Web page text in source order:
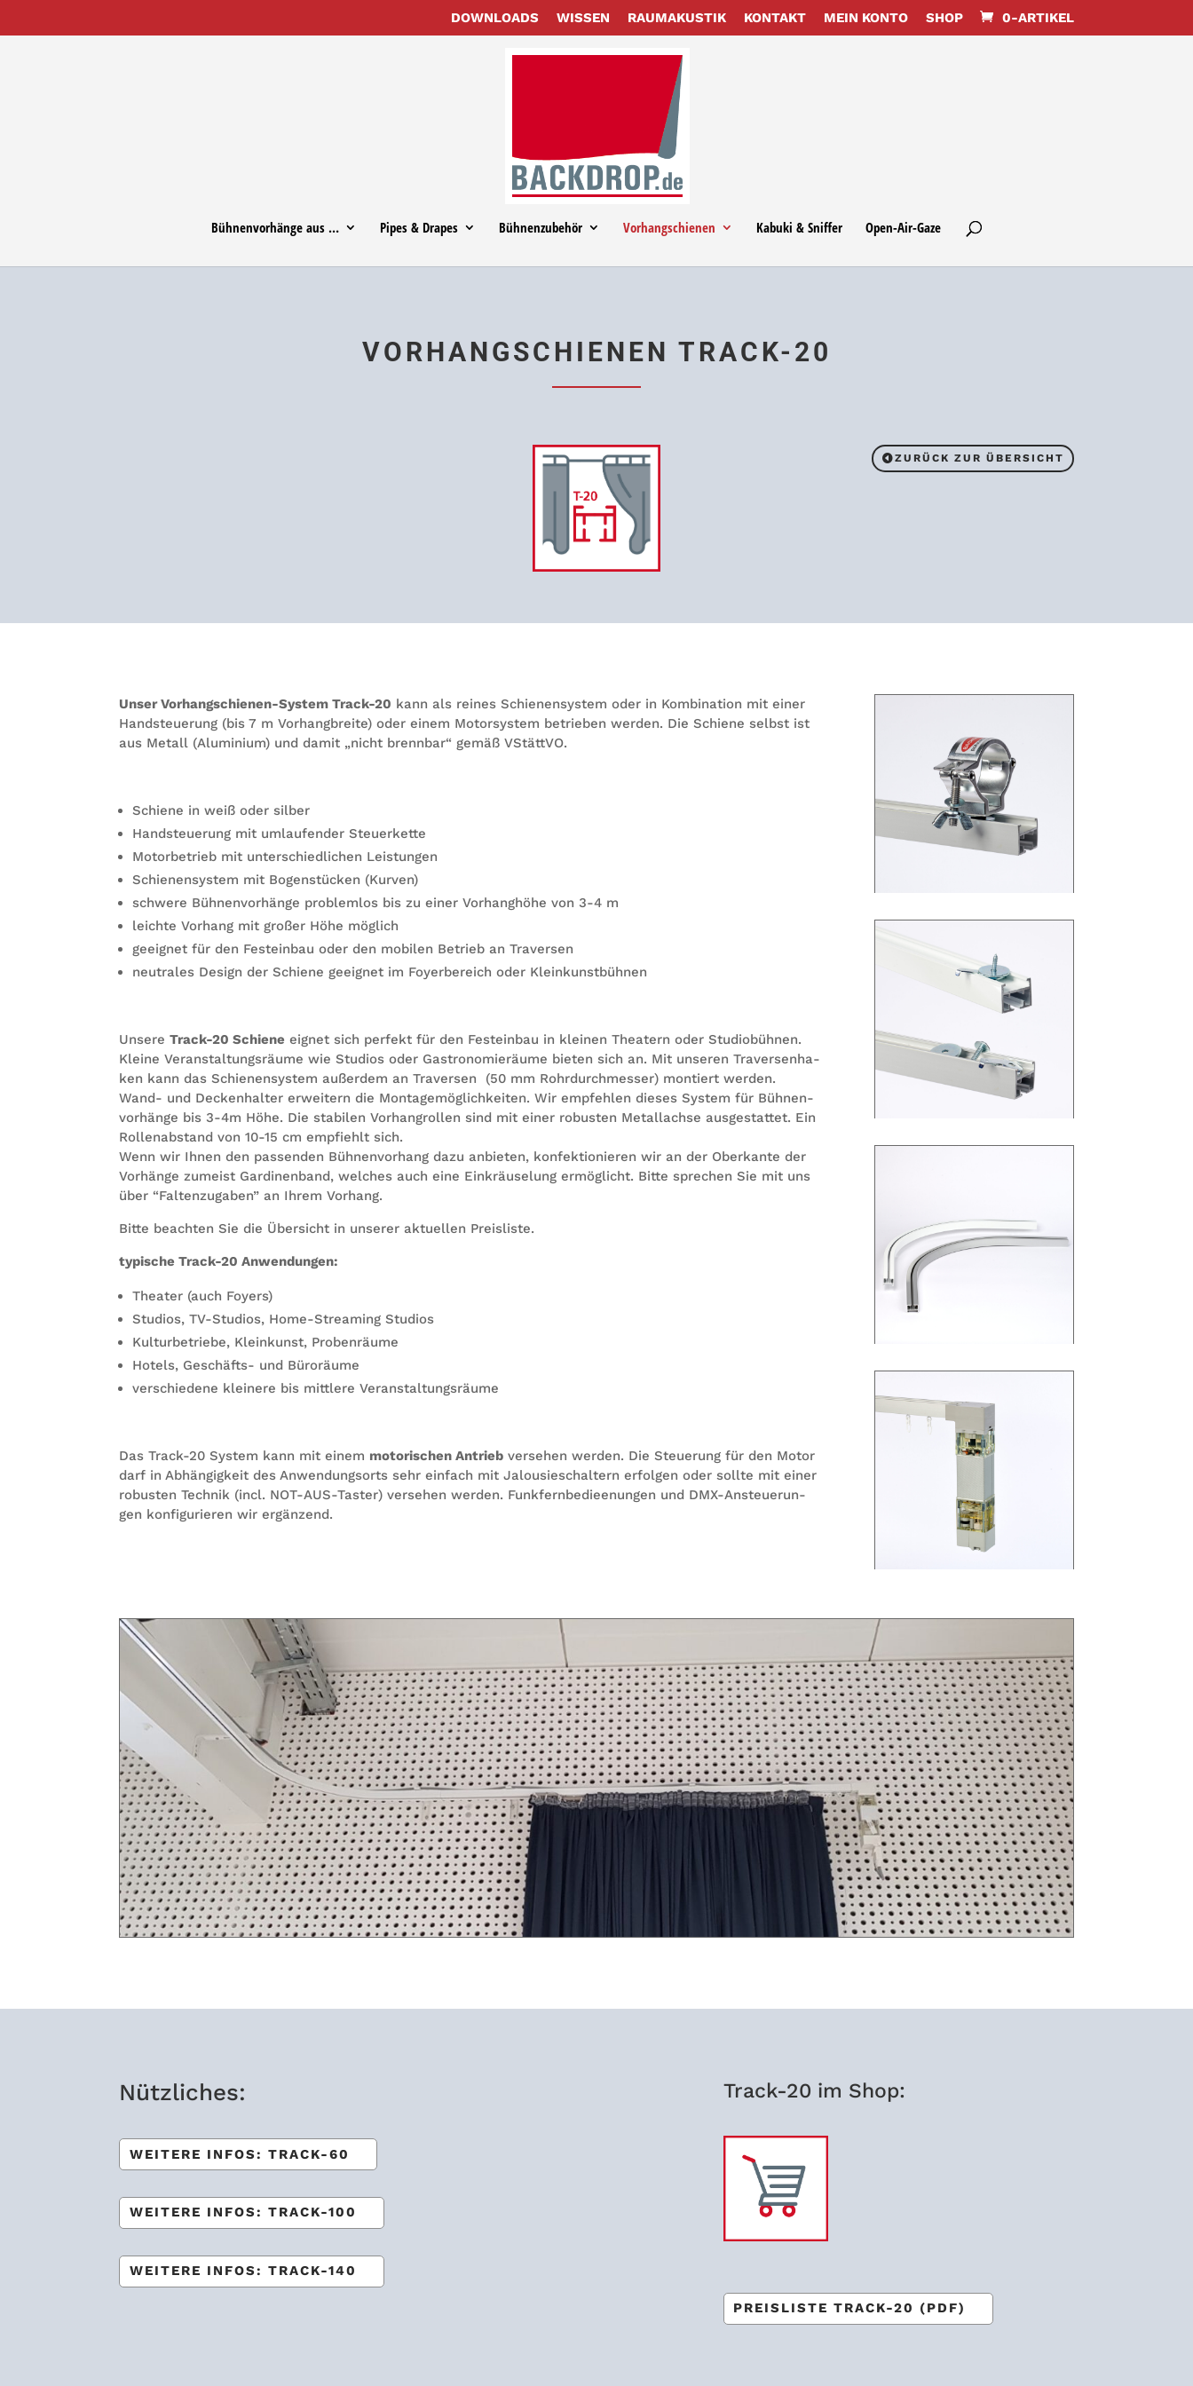
DOWN­LOADS WIS­SEN RAUM­AKUS­TIK KON­TAKT MEIN KONTO SHOP 0-ARTIKEL
Büh­nen­vor­hänge aus … Pipes & Drapes Büh­nen­zu­be­hör Vor­hang­schie­nen Kabuki & Sniffer Open-Air-Gaze
VOR­HANG­SCHIE­NEN TRACK-20
ZURÜCK ZUR ÜBERSICHT
Unser Vor­hang­schie­nen-Sys­tem Track-20 kann als rei­nes Schie­nen­sys­tem oder in Kom­bi­na­tion mit einer
Hand­steue­rung (bis 7 m Vor­hang­breite) oder einem Motor­sys­tem betrie­ben wer­den. Die Schiene selbst ist
aus Metall (Alu­mi­nium) und damit „nicht brenn­bar“ gemäß VStättVO.
Schiene in weiß oder silber
Hand­steue­rung mit umlau­fen­der Steuerkette
Motor­be­trieb mit unter­schied­li­chen Leistungen
Schie­nen­sys­tem mit Bogen­stü­cken (Kur­ven)
schwere Büh­nen­vor­hänge pro­blem­los bis zu einer Vor­hang­höhe von 3-4 m
leichte Vor­hang mit gro­ßer Höhe möglich
geeig­net für den Fest­ein­bau oder den mobi­len Betrieb an Traversen
neu­tra­les Design der Schiene geeig­net im Foy­er­be­reich oder Kleinkunstbühnen
UnsereTrack-20 Schiene eig­net sich per­fekt für den Fest­ein­bau in klei­nen Thea­tern oder Stu­dio­büh­nen.
Kleine Ver­an­stal­tungs­räume wie Stu­dios oder Gas­tro­no­mie­räume bie­ten sich an. Mit unse­ren Tra­ver­sen­ha­
ken kann das Schie­nen­sys­tem außer­dem an Tra­ver­sen (50 mm Rohr­durch­mes­ser) mon­tiert wer­den.
Wand- und Decken­hal­ter erwei­tern die Mon­ta­ge­mög­lich­kei­ten. Wir emp­feh­len die­ses Sys­tem für Büh­nen­
vor­hänge bis 3-4m Höhe. Die sta­bi­len Vor­hang­rol­len sind mit einer robus­ten Metall­achse aus­ge­stat­tet. Ein
Rol­len­ab­stand von 10-15 cm emp­fiehlt sich.
Wenn wir Ihnen den pas­sen­den Büh­nen­vor­hang dazu anbie­ten, kon­fek­tio­nie­ren wir an der Ober­kante der
Vor­hänge zumeist Gar­di­nen­band, wel­ches auch eine Ein­kräu­se­lung ermög­licht. Bitte spre­chen Sie mit uns
über “Fal­ten­zu­ga­ben” an Ihrem Vorhang.
Bitte beach­ten Sie die Über­sicht in unse­rer aktu­el­len Preisliste.
typi­sche Track-20 Anwendungen:
Thea­ter (auch Foyers)
Stu­dios, TV-Stu­dios, Home-Strea­ming Studios
Kul­tur­be­triebe, Klein­kunst, Probenräume
Hotels, Geschäfts- und Büroräume
ver­schie­dene klei­nere bis mitt­lere Veranstaltungsräume
Das Track-20 Sys­tem kann mit einem moto­ri­schen Antrieb ver­se­hen wer­den. Die Steue­rung für den Motor
darf in Abhän­gig­keit des Anwen­dungs­orts sehr ein­fach mit Jalou­sie­schal­tern erfol­gen oder sollte mit einer
robus­ten Tech­nik (incl. NOT-AUS-Tas­ter) ver­se­hen wer­den. Funk­fern­be­die­e­nun­gen und DMX-Ansteue­run­
gen kon­fi­gu­rie­ren wir ergänzend.
Nütz­li­ches:
WEI­TERE INFOS: TRACK-60
WEI­TERE INFOS: TRACK-100
WEI­TERE INFOS: TRACK-140
Track-20 im Shop:
PREIS­LISTE TRACK-20 (PDF)